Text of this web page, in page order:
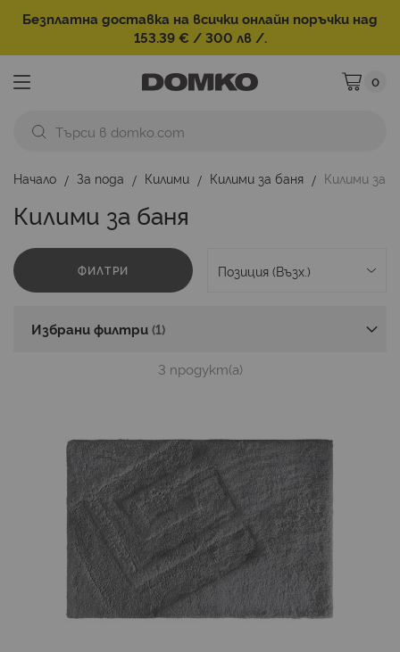
Безплатна доставка на всички онлайн поръчки над
153.39 € / 300 лв /.
Моята
0
Начало За пода Килими Килими за баня Килими за
Килими за баня
ФИЛТРИ
Избрани филтри
3 продукт(а)